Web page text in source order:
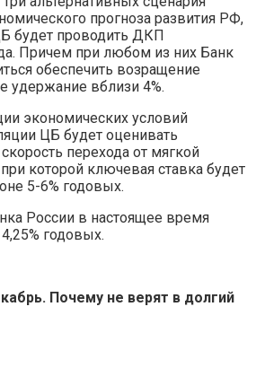
прогноза развития РФ,
будет проводить ДКП
Причем при любом из них Банк
обеспечить возращение
удержание вблизи 4%.
экономических условий
ЦБ будет оценивать
перехода от мягкой
которой ключевая ставка будет
5-6% годовых.
России в настоящее время
годовых.
Почему не верят в долгий